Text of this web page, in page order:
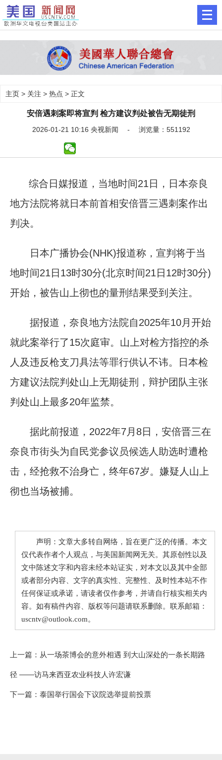
主页 > 关注 > 热点 > 正文
安倍遇刺案即将宣判 检方建议判处被告无期徒刑
2026-01-21 10:16 央视新闻 - 浏览量：551192
综合日媒报道，当地时间21日，日本奈良
地方法院将就日本前首相安倍晋三遇刺案作出
判决。
日本广播协会(NHK)报道称，宣判将于当
地时间21日13时30分(北京时间21日12时30分)
开始，被告山上彻也的量刑结果受到关注。
据报道，奈良地方法院自2025年10月开始
就此案举行了15次庭审。山上对检方指控的杀
人及违反枪支刀具法等罪行供认不讳。日本检
方建议法院判处山上无期徒刑，辩护团队主张
判处山上最多20年监禁。
据此前报道，2022年7月8日，安倍晋三在
奈良市街头为自民党参议员候选人助选时遭枪
击，经抢救不治身亡，终年67岁。嫌疑人山上
彻也当场被捕。
声明：文章大多转自网络，旨在更广泛的传播。本文
仅代表作者个人观点，与美国新闻网无关。其原创性以及
文中陈述文字和内容未经本站证实，对本文以及其中全部
或者部分内容、文字的真实性、完整性、及时性本站不作
任何保证或承诺，请读者仅作参考，并请自行核实相关内
容。如有稿件内容、版权等问题请联系删除。联系邮箱：
uscntv@outlook.com。
上一篇： 从一场茶博会的意外相遇 到大山深处的一条长期路
径 ——访马来西亚农业科技人许宏谦
下一篇： 泰国举行国会下议院选举提前投票